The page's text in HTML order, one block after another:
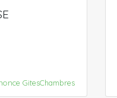
GitesChambres